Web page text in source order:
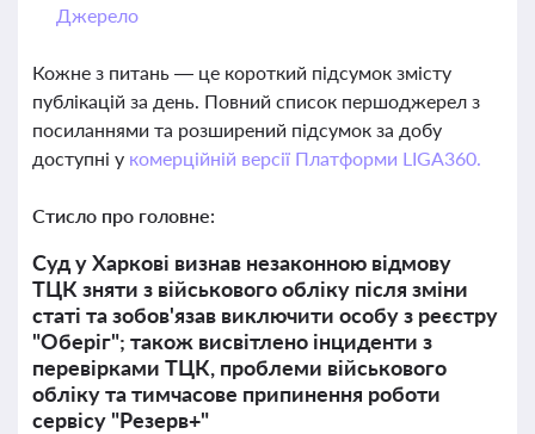
Джерело
Кожне з питань — це короткий підсумок змісту
публікацій за день. Повний список першоджерел з
посиланнями та розширений підсумок за добу
доступні у комерційній версії Платформи LIGA360.
Стисло про головне:
Суд у Харкові визнав незаконною відмову
ТЦК зняти з військового обліку після зміни
статі та зобов'язав виключити особу з реєстру
"Оберіг"; також висвітлено інциденти з
перевірками ТЦК, проблеми військового
обліку та тимчасове припинення роботи
сервісу "Резерв+"